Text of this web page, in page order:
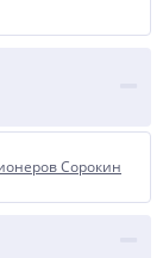
Сорокин